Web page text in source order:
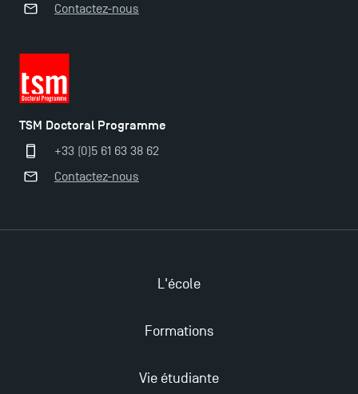
Trouvez votre Master pour l’année 2024-2025
Contactez-nous
TSM Doctoral Programme
+33 (0)5 61 63 38 62
Contactez-nous
L'école
Formations
Vie étudiante